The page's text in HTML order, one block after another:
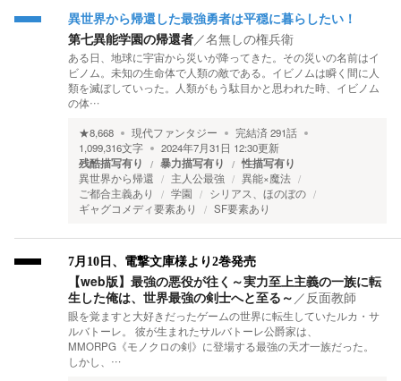
異世界から帰還した最強勇者は平穏に暮らしたい！
第七異能学園の帰還者／名無しの権兵衛
ある日、地球に宇宙から災いが降ってきた。その災いの名前はイ
ビノム。未知の生命体で人類の敵である。イビノムは瞬く間に人
類を滅ぼしていった。人類がもう駄目かと思われた時、イビノム
の体…
★8,668 現代ファンタジー 完結済291話
1,099,316文字 2024年7月31日 12:30更新
残酷描写有り 暴力描写有り 性描写有り
異世界から帰還 主人公最強
異能×魔法
ご都合主義あり
学園
シリアス、ほのぼの
ギャグコメディ要素あり
SF要素あり
7月10日、電撃文庫様より2巻発売
【web版】最強の悪役が往く～実力至上主義の一族に転
生した俺は、世界最強の剣士へと至る～ ／反面教師
眼を覚ますと大好きだったゲームの世界に転生していたルカ・サ
ルバトーレ。 彼が生まれたサルバトーレ公爵家は、
MMORPG《モノクロの剣》に登場する最強の天才一族だった。
しかし、…